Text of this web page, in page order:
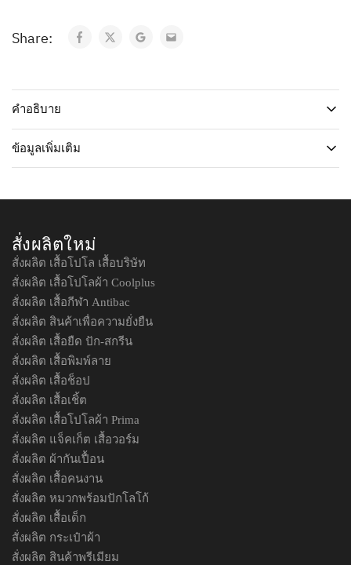
Share:
คำอธิบาย
ข้อมูลเพิ่มเติม
สั่งผลิตใหม่
สั่งผลิต เสื้อโปโล เสื้อบริษัท
สั่งผลิต เสื้อโปโลผ้า Coolplus
สั่งผลิต เสื้อกีฬา Antibac
สั่งผลิต สินค้าเพื่อความยั่งยืน
สั่งผลิต เสื้อยืด ปัก-สกรีน
สั่งผลิต เสื้อพิมพ์ลาย
สั่งผลิต เสื้อช็อป
สั่งผลิต เสื้อเชิ้ต
สั่งผลิต เสื้อโปโลผ้า Prima
สั่งผลิต แจ็คเก็ต เสื้อวอร์ม
สั่งผลิต ผ้ากันเปื้อน
สั่งผลิต เสื้อคนงาน
สั่งผลิต หมวกพร้อมปักโลโก้
สั่งผลิต เสื้อเด็ก
สั่งผลิต กระเป๋าผ้า
สั่งผลิต สินค้าพรีเมียม